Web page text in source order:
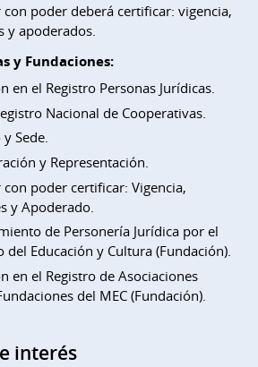
con poder deberá certificar: vigencia,
y apoderados.
y Fundaciones:
en el Registro Personas Jurídicas.
Nacional de Cooperativas.
Sede.
y Representación.
con poder certificar: Vigencia,
y Apoderado.
de Personería Jurídica por el
del Educación y Cultura (Fundación).
en el Registro de Asociaciones
del MEC (Fundación).
interés